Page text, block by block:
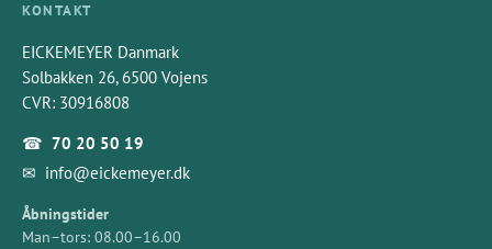
KONTAKT
EICKEMEYER Danmark
Solbakken 26, 6500 Vojens
CVR: 30916808
☎ 70 20 50 19
✉ info@eickemeyer.dk
Åbningstider
Man–tors: 08.00–16.00